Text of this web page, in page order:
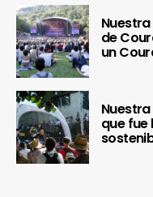
de
un
que fue